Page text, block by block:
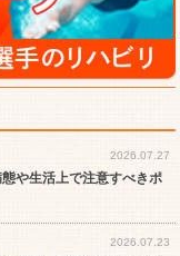
2026.07.27
や生活上で注意すべきポ
2026.07.23